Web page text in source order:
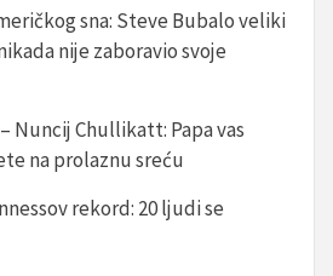
sna: Steve Bubalo veliki
nije zaboravio svoje
Nuncij Chullikatt: Papa vas
na prolaznu sreću
rekord: 20 ljudi se